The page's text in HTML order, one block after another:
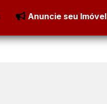
Anuncie seu Imóvel